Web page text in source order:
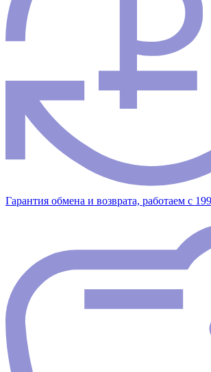
Гарантия обмена и возврата, работаем с